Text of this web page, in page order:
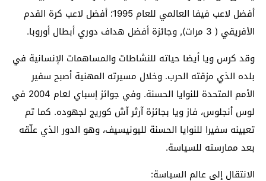
أفضل لاعب فيفا العالمي للعام 1995؛ أفضل لاعب كرة القدم
الأفريقي ( 3 مرات), وجائزة أفضل هداف دوري أبطال أوروبا.
وقد كرس ويا أيضا حياته للنشاطات والمساهمات الإنسانية في
بلده الذي مزقته الحرب. وخلال مسيرته المهنية أصبح سفير
الأمم المتحدة للنوايا الحسنة. وفي جوائز إسباي لعام 2004 في
لوس أنجلوس، فاز ويا بجائزة آرثر آش كوريج لجهوده. كما تم
تعيينه سفيرا للنوايا الحسنة لليونيسيف، وهو الدور الذي علّقه
بعد ممارسته للسياسة.
الانتقال إلى عالم السياسة: